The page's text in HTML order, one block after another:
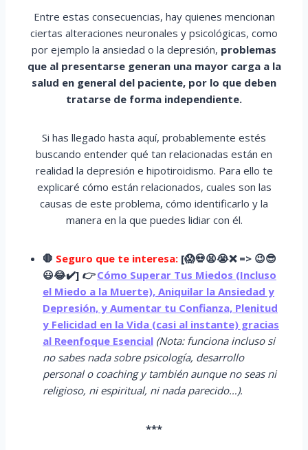
Entre estas consecuencias, hay quienes mencionan
ciertas alteraciones neuronales y psicológicas, como
por ejemplo la ansiedad o la depresión, problemas
que al presentarse generan una mayor carga a la
salud en general del paciente, por lo que deben
tratarse de forma independiente.
Si has llegado hasta aquí, probablemente estés
buscando entender qué tan relacionadas están en
realidad la depresión e hipotiroidismo. Para ello te
explicaré cómo están relacionados, cuales son las
causas de este problema, cómo identificarlo y la
manera en la que puedes lidiar con él.
🛑 Seguro que te interesa: [😱💀😫😭❌ => 😉😎
😃😂✔️] 👉 Cómo Superar Tus Miedos (Incluso
el Miedo a la Muerte), Aniquilar la Ansiedad y
Depresión, y Aumentar tu Confianza, Plenitud
y Felicidad en la Vida (casi al instante) gracias
al Reenfoque Esencial (Nota: funciona incluso si
no sabes nada sobre psicología, desarrollo
personal o coaching y también aunque no seas ni
religioso, ni espiritual, ni nada parecido…).
***